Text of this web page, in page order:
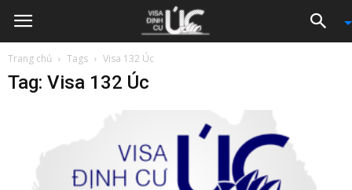
Trang chủ Tags Visa 132 Úc
Tag: Visa 132 Úc